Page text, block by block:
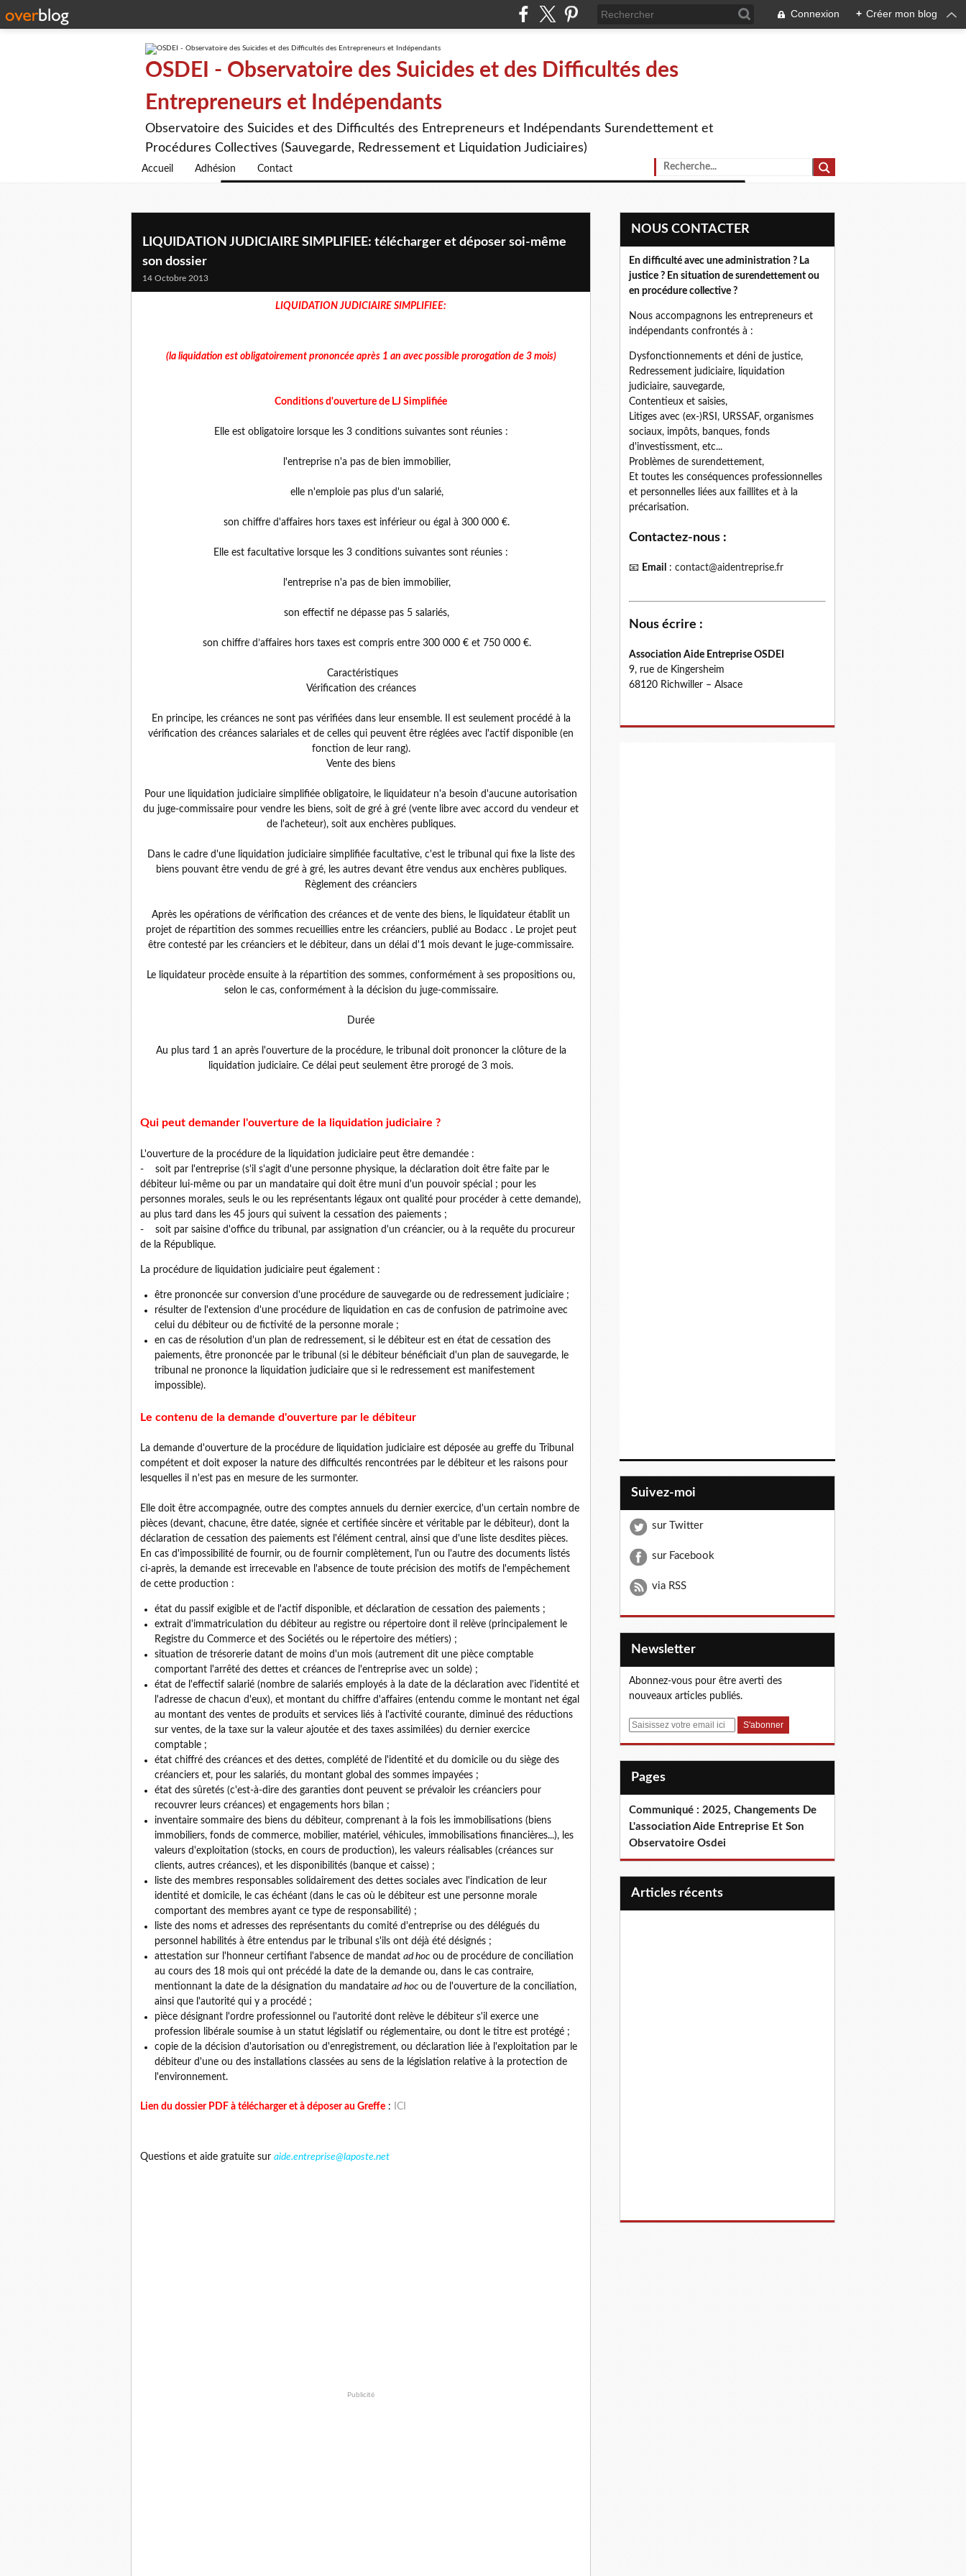
Connexion + Créer mon blog
OSDEI - Observatoire des Suicides et des Difficultés des
Entrepreneurs et Indépendants
Observatoire des Suicides et des Difficultés des Entrepreneurs et Indépendants Surendettement et
Procédures Collectives (Sauvegarde, Redressement et Liquidation Judiciaires)
Accueil Adhésion Contact
LIQUIDATION JUDICIAIRE SIMPLIFIEE: télécharger et déposer soi-même
son dossier
14 Octobre 2013
LIQUIDATION JUDICIAIRE SIMPLIFIEE:
(la liquidation est obligatoirement prononcée après 1 an avec possible prorogation de 3 mois)
Conditions d'ouverture de LJ Simplifiée
Elle est obligatoire lorsque les 3 conditions suivantes sont réunies :
l'entreprise n'a pas de bien immobilier,
elle n'emploie pas plus d'un salarié,
son chiffre d'affaires hors taxes est inférieur ou égal à 300 000 €.
Elle est facultative lorsque les 3 conditions suivantes sont réunies :
l'entreprise n'a pas de bien immobilier,
son effectif ne dépasse pas 5 salariés,
son chiffre d’affaires hors taxes est compris entre 300 000 € et 750 000 €.
Caractéristiques
Vérification des créances
En principe, les créances ne sont pas vérifiées dans leur ensemble. Il est seulement procédé à la
vérification des créances salariales et de celles qui peuvent être réglées avec l'actif disponible (en
fonction de leur rang).
Vente des biens
Pour une liquidation judiciaire simplifiée obligatoire, le liquidateur n'a besoin d'aucune autorisation
du juge-commissaire pour vendre les biens, soit de gré à gré (vente libre avec accord du vendeur et
de l'acheteur), soit aux enchères publiques.
Dans le cadre d'une liquidation judiciaire simplifiée facultative, c'est le tribunal qui fixe la liste des
biens pouvant être vendu de gré à gré, les autres devant être vendus aux enchères publiques.
Règlement des créanciers
Après les opérations de vérification des créances et de vente des biens, le liquidateur établit un
projet de répartition des sommes recueillies entre les créanciers, publié au Bodacc . Le projet peut
être contesté par les créanciers et le débiteur, dans un délai d'1 mois devant le juge-commissaire.
Le liquidateur procède ensuite à la répartition des sommes, conformément à ses propositions ou,
selon le cas, conformément à la décision du juge-commissaire.
Durée
Au plus tard 1 an après l'ouverture de la procédure, le tribunal doit prononcer la clôture de la
liquidation judiciaire. Ce délai peut seulement être prorogé de 3 mois.
Qui peut demander l'ouverture de la liquidation judiciaire ?
L'ouverture de la procédure de la liquidation judiciaire peut être demandée :
- soit par l'entreprise (s'il s'agit d'une personne physique, la déclaration doit être faite par le
débiteur lui-même ou par un mandataire qui doit être muni d'un pouvoir spécial ; pour les
personnes morales, seuls le ou les représentants légaux ont qualité pour procéder à cette demande),
au plus tard dans les 45 jours qui suivent la cessation des paiements ;
- soit par saisine d'office du tribunal, par assignation d'un créancier, ou à la requête du procureur
de la République.
La procédure de liquidation judiciaire peut également :
être prononcée sur conversion d'une procédure de sauvegarde ou de redressement judiciaire ;
résulter de l'extension d'une procédure de liquidation en cas de confusion de patrimoine avec
celui du débiteur ou de fictivité de la personne morale ;
en cas de résolution d'un plan de redressement, si le débiteur est en état de cessation des
paiements, être prononcée par le tribunal (si le débiteur bénéficiait d'un plan de sauvegarde, le
tribunal ne prononce la liquidation judiciaire que si le redressement est manifestement
impossible).
Le contenu de la demande d'ouverture par le débiteur
La demande d'ouverture de la procédure de liquidation judiciaire est déposée au greffe du Tribunal
compétent et doit exposer la nature des difficultés rencontrées par le débiteur et les raisons pour
lesquelles il n'est pas en mesure de les surmonter.
Elle doit être accompagnée, outre des comptes annuels du dernier exercice, d'un certain nombre de
pièces (devant, chacune, être datée, signée et certifiée sincère et véritable par le débiteur), dont la
déclaration de cessation des paiements est l'élément central, ainsi que d'une liste desdites pièces.
En cas d'impossibilité de fournir, ou de fournir complètement, l'un ou l'autre des documents listés
ci-après, la demande est irrecevable en l'absence de toute précision des motifs de l'empêchement
de cette production :
état du passif exigible et de l'actif disponible, et déclaration de cessation des paiements ;
extrait d'immatriculation du débiteur au registre ou répertoire dont il relève (principalement le
Registre du Commerce et des Sociétés ou le répertoire des métiers) ;
situation de trésorerie datant de moins d'un mois (autrement dit une pièce comptable
comportant l'arrêté des dettes et créances de l'entreprise avec un solde) ;
état de l'effectif salarié (nombre de salariés employés à la date de la déclaration avec l'identité et
l'adresse de chacun d'eux), et montant du chiffre d'affaires (entendu comme le montant net égal
au montant des ventes de produits et services liés à l'activité courante, diminué des réductions
sur ventes, de la taxe sur la valeur ajoutée et des taxes assimilées) du dernier exercice
comptable ;
état chiffré des créances et des dettes, complété de l'identité et du domicile ou du siège des
créanciers et, pour les salariés, du montant global des sommes impayées ;
état des sûretés (c'est-à-dire des garanties dont peuvent se prévaloir les créanciers pour
recouvrer leurs créances) et engagements hors bilan ;
inventaire sommaire des biens du débiteur, comprenant à la fois les immobilisations (biens
immobiliers, fonds de commerce, mobilier, matériel, véhicules, immobilisations financières...), les
valeurs d'exploitation (stocks, en cours de production), les valeurs réalisables (créances sur
clients, autres créances), et les disponibilités (banque et caisse) ;
liste des membres responsables solidairement des dettes sociales avec l'indication de leur
identité et domicile, le cas échéant (dans le cas où le débiteur est une personne morale
comportant des membres ayant ce type de responsabilité) ;
liste des noms et adresses des représentants du comité d'entreprise ou des délégués du
personnel habilités à être entendus par le tribunal s'ils ont déjà été désignés ;
attestation sur l'honneur certifiant l'absence de mandat ad hoc ou de procédure de conciliation
au cours des 18 mois qui ont précédé la date de la demande ou, dans le cas contraire,
mentionnant la date de la désignation du mandataire ad hoc ou de l'ouverture de la conciliation,
ainsi que l'autorité qui y a procédé ;
pièce désignant l'ordre professionnel ou l'autorité dont relève le débiteur s'il exerce une
profession libérale soumise à un statut législatif ou réglementaire, ou dont le titre est protégé ;
copie de la décision d'autorisation ou d'enregistrement, ou déclaration liée à l'exploitation par le
débiteur d'une ou des installations classées au sens de la législation relative à la protection de
l'environnement.
Lien du dossier PDF à télécharger et à déposer au Greffe : ICI
Questions et aide gratuite sur aide.entreprise@laposte.net
Publicité
NOUS CONTACTER
En difficulté avec une administration ? La
justice ? En situation de surendettement ou
en procédure collective ?
Nous accompagnons les entrepreneurs et
indépendants confrontés à :
Dysfonctionnements et déni de justice,
Redressement judiciaire, liquidation
judiciaire, sauvegarde,
Contentieux et saisies,
Litiges avec (ex-)RSI, URSSAF, organismes
sociaux, impôts, banques, fonds
d'investissment, etc...
Problèmes de surendettement,
Et toutes les conséquences professionnelles
et personnelles liées aux faillites et à la
précarisation.
Contactez-nous :
📧 Email : contact@aidentreprise.fr
Nous écrire :
Association Aide Entreprise OSDEI
9, rue de Kingersheim
68120 Richwiller – Alsace
Suivez-moi
sur Twitter
sur Facebook
via RSS
Newsletter
Abonnez-vous pour être averti des
nouveaux articles publiés.
E
Pages
Communiqué : 2025, Changements De
L'association Aide Entreprise Et Son
Observatoire Osdei
articles récents